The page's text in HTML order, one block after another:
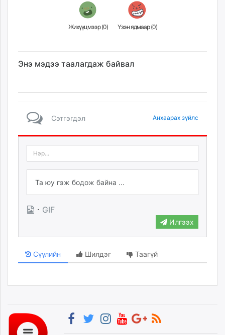
Жихүүцмээр (0) Үзэн ядмаар (0)
Энэ мэдээ таалагдаж байвал
Сэтгэгдэл Анхаарах зүйлс
· GIF
Илгээх
Сүүлийн Шилдэг Таагүй